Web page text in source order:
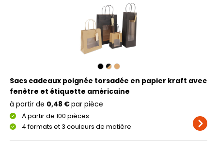
Sacs cadeaux poignée torsadée en papier kraft avec
fenêtre et étiquette américaine
À partir de 100 pièces
4 formats et 3 couleurs de matière
à partir de 0,48 €par pièce